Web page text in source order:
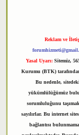
Reklam ve
Yasal Uyarı: Sitemiz,
Kurumu (BTK)
Bu nedenle,
yükümlülüğümüz
sorumluluğunu
sayılırlar. Bu internet
bağlantısı